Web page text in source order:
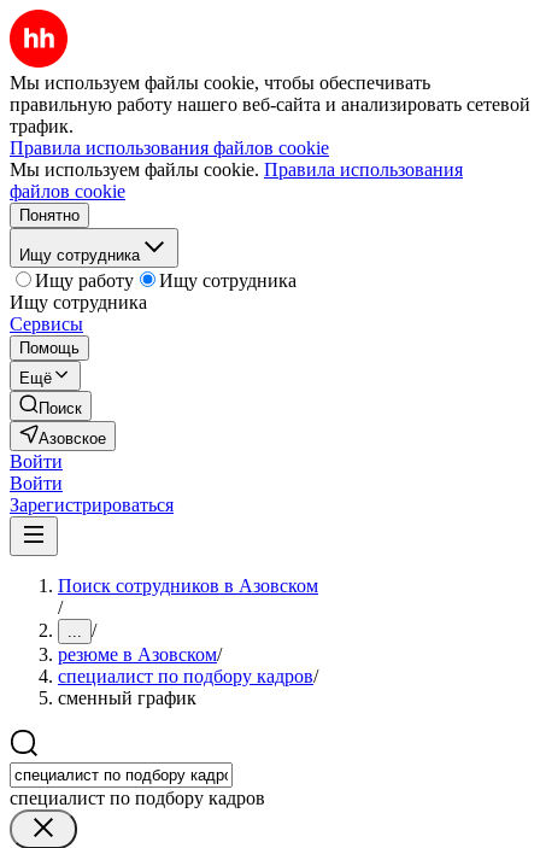
Мы используем файлы cookie, чтобы обеспечивать
правильную работу нашего веб-сайта и анализировать сетевой
трафик.
Правила использования файлов cookie
Мы используем файлы cookie. Правила использования
файлов cookie
Понятно
Ищу сотрудника
Ищу работу
Ищу сотрудника
Ищу сотрудника
Сервисы
Помощь
Ещё
Поиск
Азовское
Войти
Войти
Зарегистрироваться
Поиск сотрудников в Азовском
/
... /
резюме в Азовском/
специалист по подбору кадров/
сменный график
специалист по подбору кадров